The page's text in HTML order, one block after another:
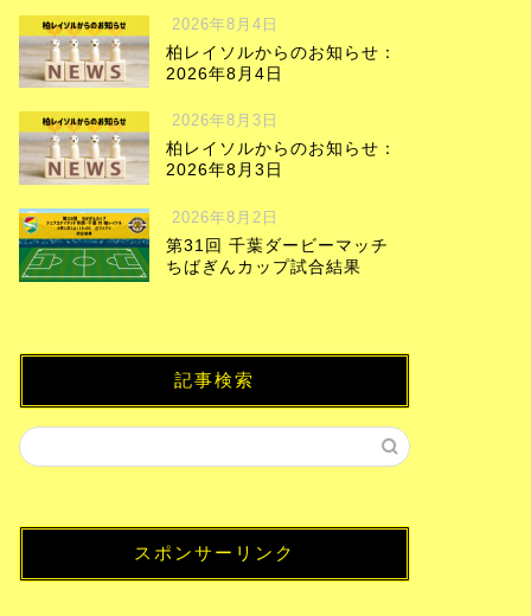
2026年8月4日
柏レイソルからのお知らせ：
2026年8月4日
2026年8月3日
柏レイソルからのお知らせ：
2026年8月3日
2026年8月2日
第31回 千葉ダービーマッチ
ちばぎんカップ試合結果
記事検索
スポンサーリンク